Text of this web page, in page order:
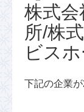
株式会
所/株
ビス
下記の企業